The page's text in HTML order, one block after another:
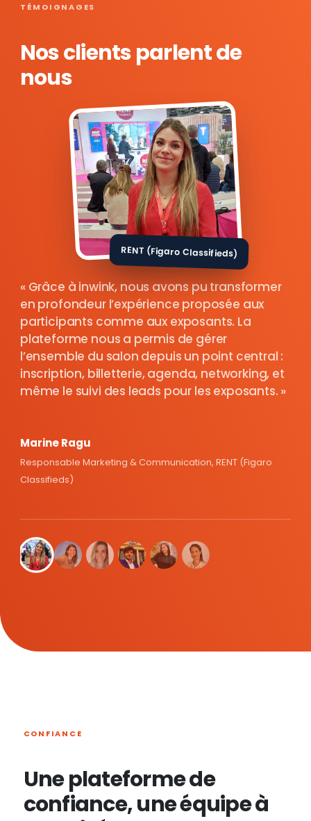
TÉMOIGNAGES
Nos clients parlent de
nous
RENT (Figaro Classifieds)
Grâce à inwink, nous avons pu transformer
en profondeur l’expérience proposée aux
participants comme aux exposants. La
plateforme nous a permis de gérer
l’ensemble du salon depuis un point central :
inscription, billetterie, agenda, networking, et
même le suivi des leads pour les exposants.
Marine Ragu
Responsable Marketing & Communication, RENT (Figaro
Classifieds)
CONFIANCE
Une plateforme de
confiance, une équipe à